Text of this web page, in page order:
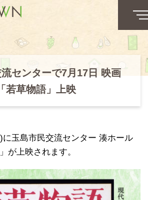
センターで7月17日 映画
「若草物語」上映
に玉島市民交流センター 湊ホール
が上映されます。